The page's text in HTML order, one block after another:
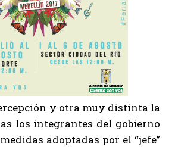
y otra muy distinta la
los integrantes del gobierno
adoptadas por el “jefe”